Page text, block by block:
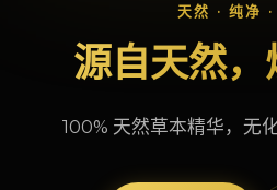
天然 · 纯净
源自天然，
100% 天然草本精华，无